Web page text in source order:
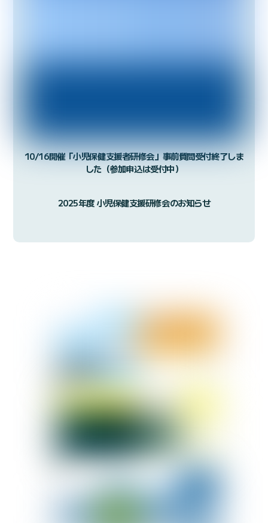
10/16開催「小児保健支援者研修会」事前質問受付終了しま
した（参加申込は受付中）
2025年度 小児保健支援研修会のお知らせ